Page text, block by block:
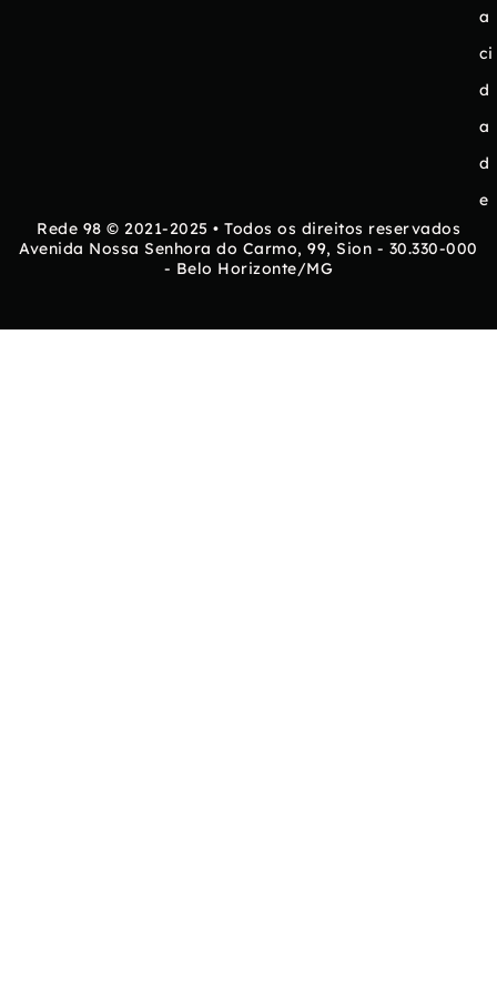
a
ci
d
a
d
e
Rede 98 © 2021-2025 • Todos os direitos reservados
Avenida Nossa Senhora do Carmo, 99, Sion - 30.330-000
- Belo Horizonte/MG